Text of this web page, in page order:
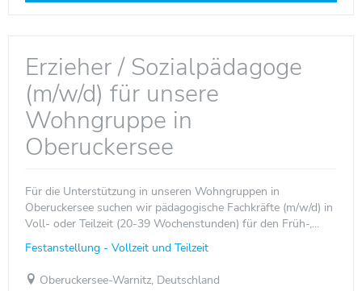
Erzieher / Sozialpädagoge
(m/w/d) für unsere
Wohngruppe in
Oberuckersee
Für die Unterstützung in unseren Wohngruppen in
Oberuckersee suchen wir pädagogische Fachkräfte (m/w/d) in
Voll- oder Teilzeit (20-39 Wochenstunden) für den Früh-,...
Festanstellung - Vollzeit und Teilzeit
Oberuckersee-Warnitz, Deutschland